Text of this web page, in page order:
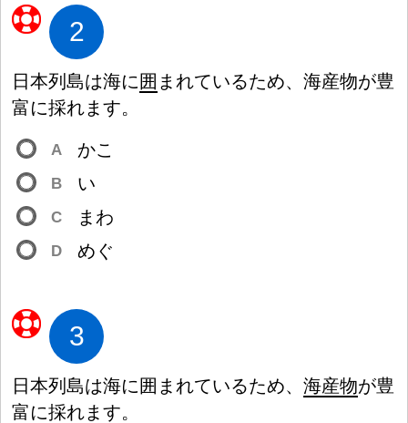
2
日 本列 島は海に 囲 まれているため、 海産物が豊
富に採れます。
A かこ
B い
C まわ
D めぐ
3
日 本列 島は海に 囲 まれているため、 海産物が豊
富に採れます。